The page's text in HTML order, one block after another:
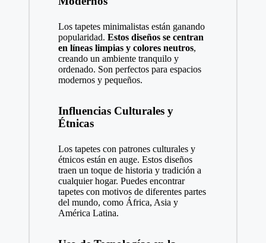
Los tapetes minimalistas están ganando
popularidad. Estos diseños se centran
en líneas limpias y colores neutros,
creando un ambiente tranquilo y
ordenado. Son perfectos para espacios
modernos y pequeños.
Influencias Culturales y
Étnicas
Los tapetes con patrones culturales y
étnicos están en auge. Estos diseños
traen un toque de historia y tradición a
cualquier hogar. Puedes encontrar
tapetes con motivos de diferentes partes
del mundo, como África, Asia y
América Latina.